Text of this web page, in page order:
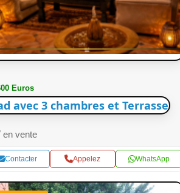
Euros
avec 3 chambres et Terrasse
en vente
Contacter Appelez WhatsApp